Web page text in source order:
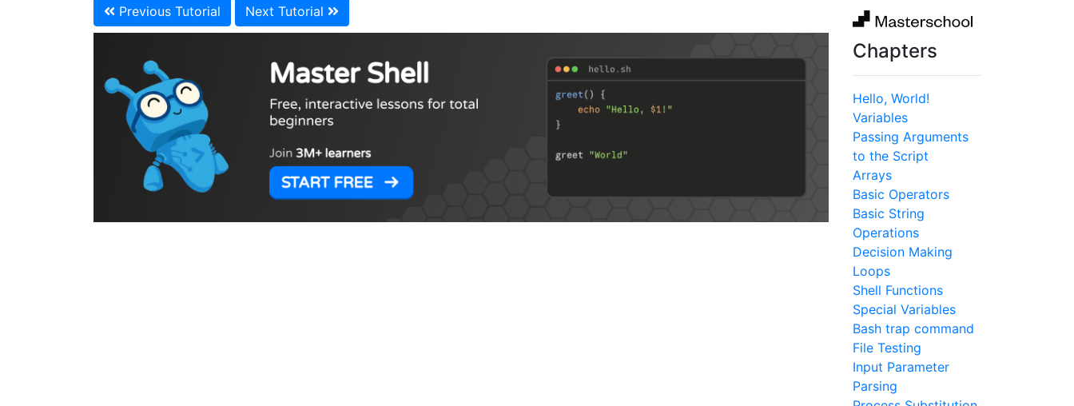
Previous Tutorial Next Tutorial
Chapters
Hello, World!
Variables
Passing Arguments
to the Script
Arrays
Basic Operators
Basic String
Operations
Decision Making
Loops
Shell Functions
Special Variables
Bash trap command
File Testing
Input Parameter
Parsing